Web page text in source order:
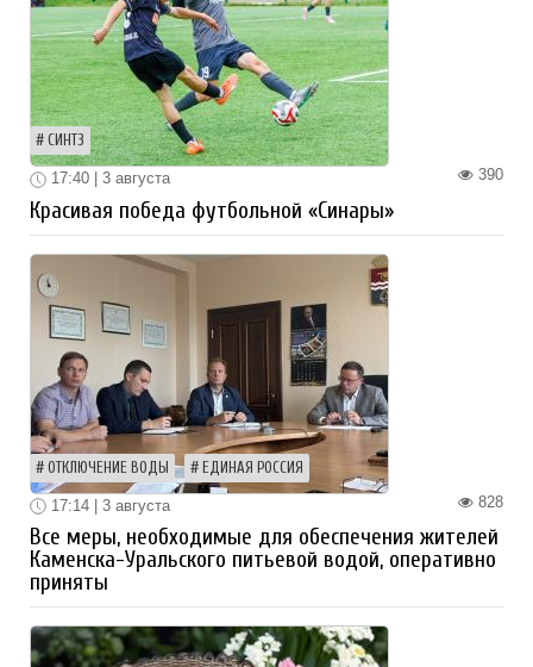
СИНТЗ
390
17:40 | 3 августа
Красивая победа футбольной «Синары»
ОТКЛЮЧЕНИЕ ВОДЫ ЕДИНАЯ РОССИЯ
828
17:14 | 3 августа
Все меры, необходимые для обеспечения жителей
Каменска-Уральского питьевой водой, оперативно
приняты